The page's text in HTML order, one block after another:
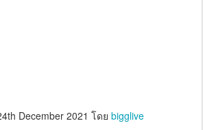
December 2021 โดย bigglive